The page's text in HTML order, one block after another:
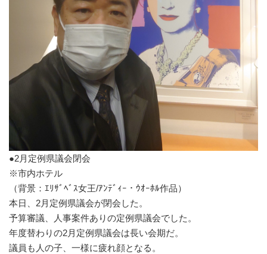
●2月定例県議会閉会
※市内ホテル
（背景：ｴﾘｻﾞﾍﾞｽ女王/ｱﾝﾃﾞｨｰ・ｳｵｰﾎﾙ作品）
本日、2月定例県議会が閉会した。
予算審議、人事案件ありの定例県議会でした。
年度替わりの2月定例県議会は長い会期だ。
議員も人の子、一様に疲れ顔となる。